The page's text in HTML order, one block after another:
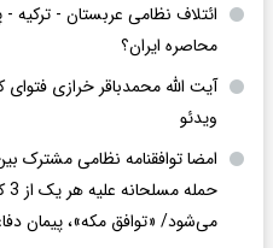
ائتلاف نظامی عربستان -
محاصره ایران؟
آیت الله محمدباقر خرازی
ویدئو
امضا توافقنامه نظامی مشترک
می‌شود/ «توافق مکه»، پیمان